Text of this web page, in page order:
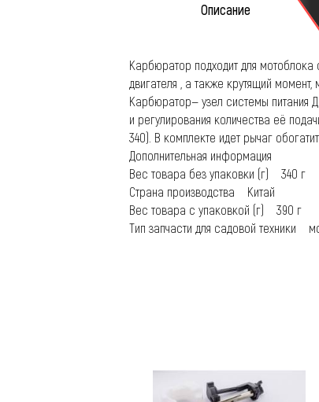
Описание
Карбюратор подходит для мотоблока
двигателя , а также крутящий
Карбюратор— узел системы питания
и регулирования количества её
340). В комплекте идет рычаг
Дополнительная информация
Вес товара без упаковки (г) 340 г
Страна производства Китай
Вес товара с упаковкой (г) 390 г
Тип запчасти для садовой техники